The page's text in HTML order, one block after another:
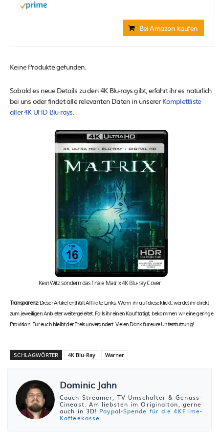
Bei Amazon kaufen
Keine Produkte gefunden.
Sobald es neue Details zu den 4K Blu-rays gibt, erfährt ihr es natürlich
bei uns oder findet alle relevanten Daten in unserer Komplettliste
aller 4K UHD Blu-rays.
Kein Witz sondern das finale Matrix 4K Blu-ray Cover
Transparenz:Dieser Artikel enthält Affiliate-Links. Wenn ihr auf diese klickt, werdet ihr direkt
zum jeweiligen Anbieter weitergeleitet. Falls ihr einen Kauf tätigt, bekommen wir eine geringe
Provision. Für euch bleibt der Preis unverändert. Vielen Dank für eure Unterstützung!
SCHLAGWÖRTER 4K Blu-Ray Warner
Dominic Jahn
Couch-Streamer, TV-Umschalter & Genuss-
Cineast. Am liebsten im Originalton, gerne
auch in 3D! Paypal-Spende für die 4KFilme-
Kaffeekasse